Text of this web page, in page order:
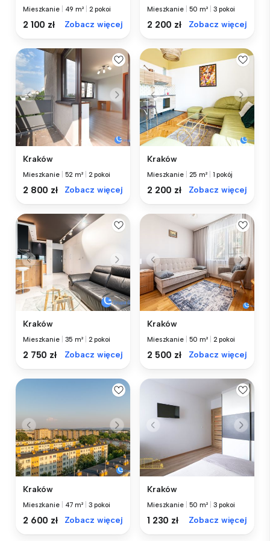
Mieszkanie 49 m² 2 pokoi
2 100 zł Zobacz więcej
Mieszkanie 50 m² 3 pokoi
2 200 zł Zobacz więcej
Kraków
Mieszkanie 52 m² 2 pokoi
2 800 zł Zobacz więcej
Kraków
Mieszkanie 25 m² 1 pokój
2 200 zł Zobacz więcej
Kraków
Mieszkanie 35 m² 2 pokoi
2 750 zł Zobacz więcej
Kraków
Mieszkanie 50 m² 2 pokoi
2 500 zł Zobacz więcej
Kraków
Mieszkanie 47 m² 3 pokoi
2 600 zł Zobacz więcej
Kraków
Mieszkanie 50 m² 3 pokoi
1 230 zł Zobacz więcej